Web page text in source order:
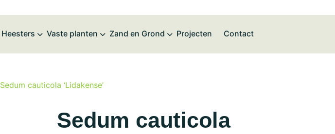
Heesters Vaste planten Zand en Grond Projecten Contact
Sedum cauticola ‘Lidakense’
Sedum cauticola